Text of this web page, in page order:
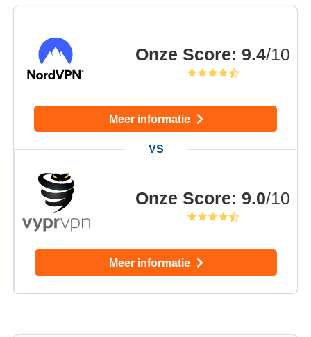
Onze Score: 9.4/10
Meer informatie
Onze Score: 9.0/10
Meer informatie